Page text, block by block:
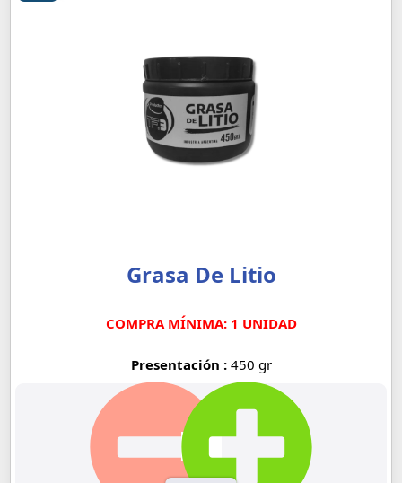
Grasa De Litio
COMPRA MÍNIMA: 1 UNIDAD
Presentación : 450 gr